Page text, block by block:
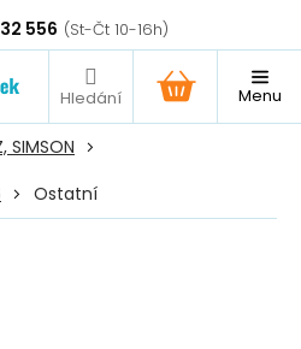
556
NÁKUPNÍ
KOŠÍK
SIMSON
Ostatní